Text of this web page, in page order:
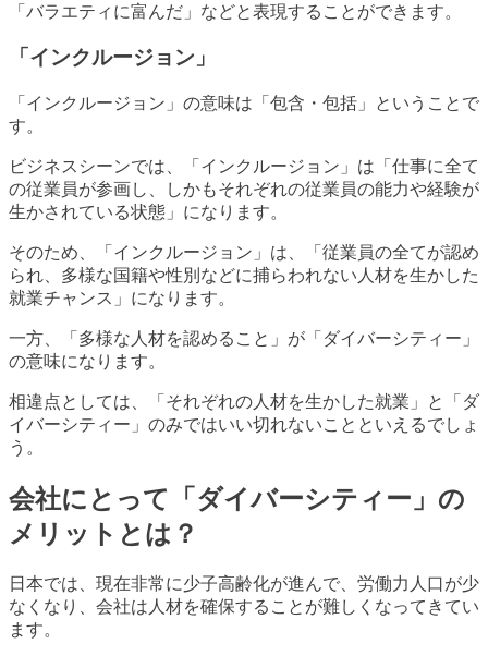
「バラエティに富んだ」などと表現することができます。
「インクルージョン」
「インクルージョン」の意味は「包含・包括」ということで
す。
ビジネスシーンでは、「インクルージョン」は「仕事に全て
の従業員が参画し、しかもそれぞれの従業員の能力や経験が
生かされている状態」になります。
そのため、「インクルージョン」は、「従業員の全てが認め
られ、多様な国籍や性別などに捕らわれない人材を生かした
就業チャンス」になります。
一方、「多様な人材を認めること」が「ダイバーシティー」
の意味になります。
相違点としては、「それぞれの人材を生かした就業」と「ダ
イバーシティー」のみではいい切れないことといえるでしょ
う。
会社にとって「ダイバーシティー」の
メリットとは？
日本では、現在非常に少子高齢化が進んで、労働力人口が少
なくなり、会社は人材を確保することが難しくなってきてい
ます。